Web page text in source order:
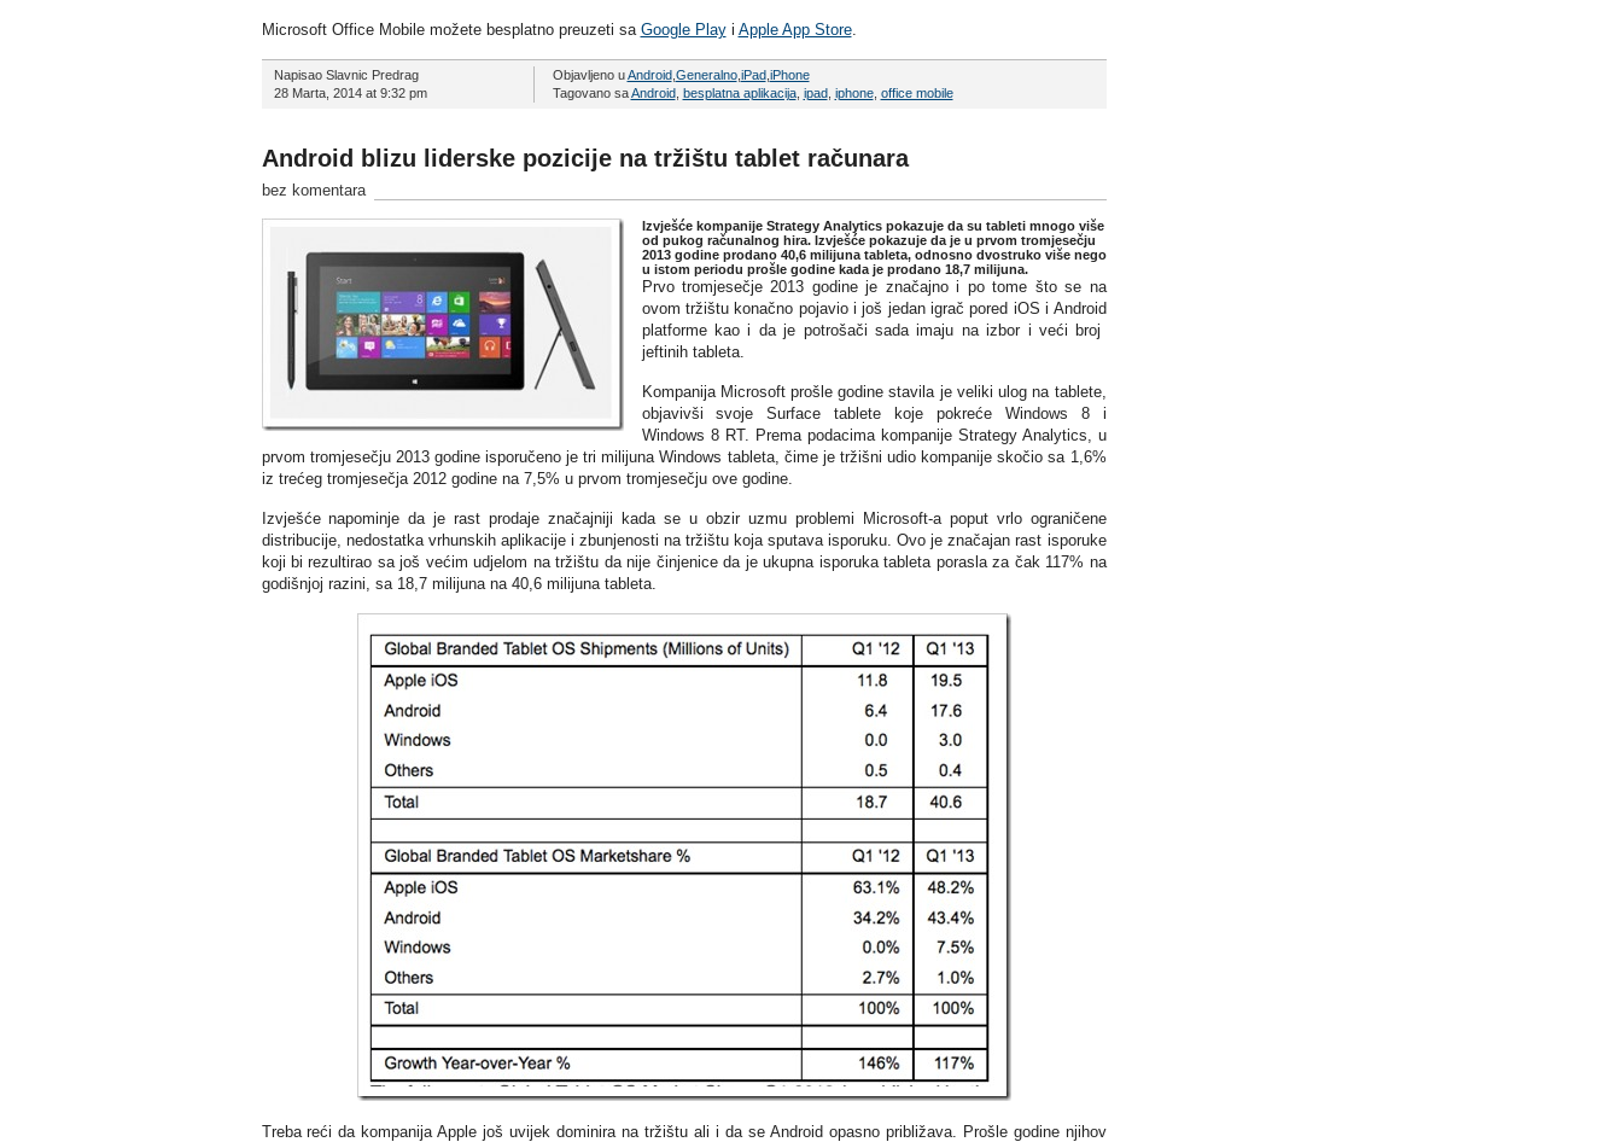
Microsoft Office Mobile možete besplatno preuzeti sa Google Playi Apple App Store.
Napisao Slavnic Predrag
28 Marta, 2014 at 9:32 pm
Objavljeno uAndroid, Generalno, iPad, iPhone
Tagovano saAndroid, besplatna aplikacija, ipad, iphone, office mobile
Android blizu liderske pozicije na tržištu tablet računara
bez komentara
Izvješće kompanije Strategy Analytics pokazuje da su tableti mnogo više
od pukog računalnog hira. Izvješće pokazuje da je u prvom tromjesečju
2013 godine prodano 40,6 milijuna tableta, odnosno dvostruko više nego
u istom periodu prošle godine kada je prodano 18,7 milijuna.
Prvo tromjesečje 2013 godine je značajno i po tome što se na
ovom tržištu konačno pojavio i još jedan igrač pored iOS i Android
platforme kao i da je potrošači sada imaju na izbor i veći broj
jeftinih tableta.
Kompanija Microsoft prošle godine stavila je veliki ulog na tablete,
objavivši svoje Surface tablete koje pokreće Windows 8 i
Windows 8 RT. Prema podacima kompanije Strategy Analytics, u
prvom tromjesečju 2013 godine isporučeno je tri milijuna Windows tableta, čime je tržišni udio kompanije skočio sa 1,6%
iz trećeg tromjesečja 2012 godine na 7,5% u prvom tromjesečju ove godine.
Izvješće napominje da je rast prodaje značajniji kada se u obzir uzmu problemi Microsoft-a poput vrlo ograničene
distribucije, nedostatka vrhunskih aplikacije i zbunjenosti na tržištu koja sputava isporuku. Ovo je značajan rast isporuke
koji bi rezultirao sa još većim udjelom na tržištu da nije činjenice da je ukupna isporuka tableta porasla za čak 117% na
godišnjoj razini, sa 18,7 milijuna na 40,6 milijuna tableta.
Treba reći da kompanija Apple još uvijek dominira na tržištu ali i da se Android opasno približava. Prošle godine njihov